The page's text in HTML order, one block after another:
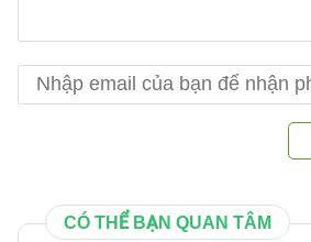
CÓ THỂ BẠN QUAN TÂM